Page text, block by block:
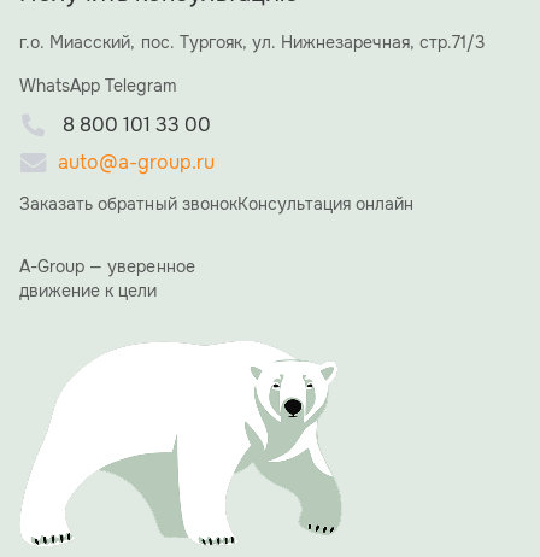
сотрудники холдинга и ключевые деловые партнеры, но
и семья и близкие друзья Алексея Николаевича, что
течение вечера со сцены прозвучало множество
отмечали невероятную преданность делу,
стратегическое видение Алексея Николаевича и его
умение вести компанию к успеху.
«15 лет назад мы начинали с большой мечты. Сегодня
из вас, вашего труда, энергии и веры в общее дело», —
сказал в своей ответной речи Алексей Ямщиков.
Благодарственные письма получили сотрудники ООО
компании 10 и более лет.
Одним из ярких и обсуждаемых моментов вечера стала
презентация фирменного юбилейного календаря A-
GROUP. Его страницы украсили фотографии сотрудниц
холдинга с автомобилями производства A-GROUP.
Проект должен подчеркнуть, что за успехом компании
стоят не только прогрессивные технологии, но и яркие,
талантливые люди.
Вечер доказал: 15 лет для A-GROUP — не просто рубеж,
8 800 101 33 00
auto@a-group.ru
г.о. Миасский, пос. Тургояк, ул. Нижнезаречная, стр.71/3
WhatsApp Telegram
Заказать обратный звонокКонсультация онлайн
A-Group — уверенное
движение к цели